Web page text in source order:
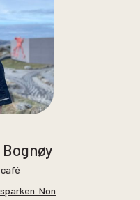
.Non